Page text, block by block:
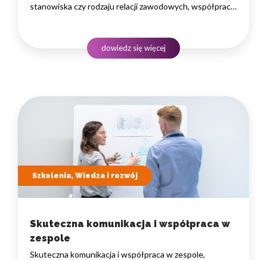
stanowiska czy rodzaju relacji zawodowych, współpraca
się zdolność do porozumienia, dzielenia obowiązków
i wspólnego rozwiązywania problemów. W kontaktach
dowiedz się więcej
Szkolenia, Wiedza i rozwój
Skuteczna komunikacja i współpraca w
zespole
Skuteczna komunikacja i współpraca w zespole,